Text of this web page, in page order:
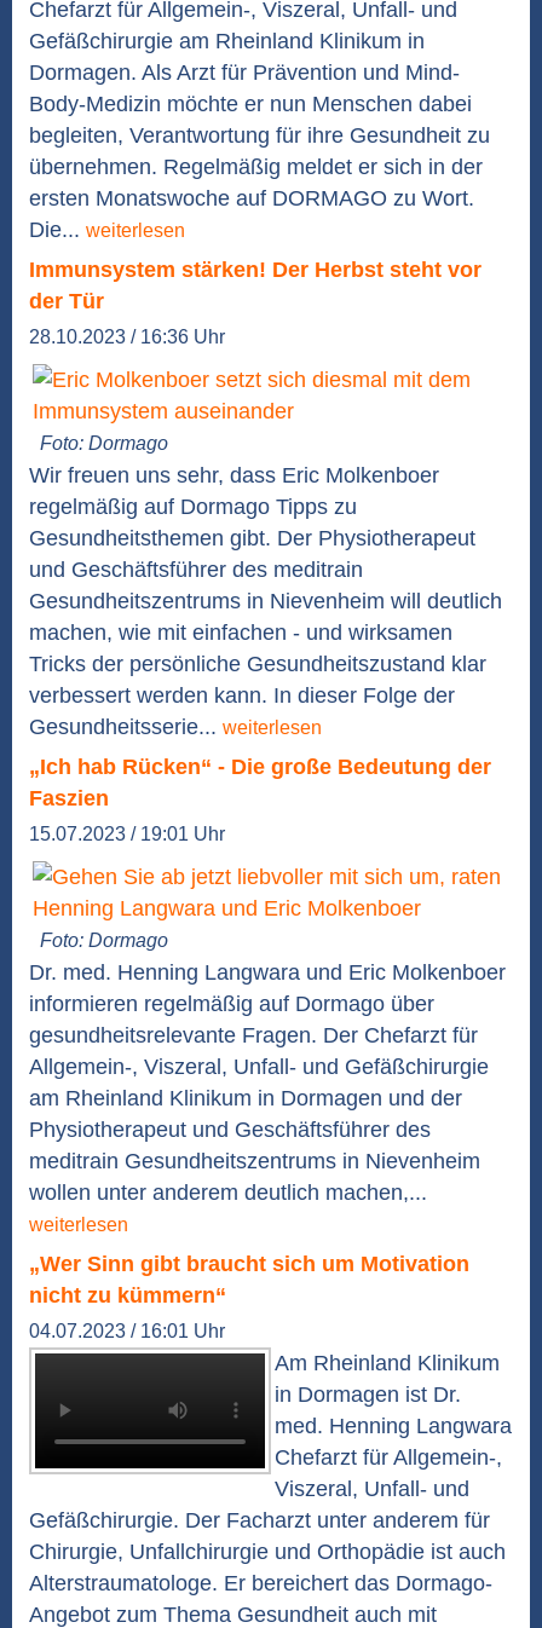
Chefarzt für Allgemein-, Viszeral, Unfall- und
Gefäßchirurgie am Rheinland Klinikum in
Dormagen. Als Arzt für Prävention und Mind-
Body-Medizin möchte er nun Menschen dabei
begleiten, Verantwortung für ihre Gesundheit zu
übernehmen. Regelmäßig meldet er sich in der
ersten Monatswoche auf DORMAGO zu Wort.
Die... weiterlesen
Immunsystem stärken! Der Herbst steht vor
der Tür
28.10.2023 / 16:36 Uhr
Foto: Dormago
Wir freuen uns sehr, dass Eric Molkenboer
regelmäßig auf Dormago Tipps zu
Gesundheitsthemen gibt. Der Physiotherapeut
und Geschäftsführer des meditrain
Gesundheitszentrums in Nievenheim will deutlich
machen, wie mit einfachen - und wirksamen
Tricks der persönliche Gesundheitszustand klar
verbessert werden kann. In dieser Folge der
Gesundheitsserie... weiterlesen
„Ich hab Rücken“ - Die große Bedeutung der
Faszien
15.07.2023 / 19:01 Uhr
Foto: Dormago
Dr. med. Henning Langwara und Eric Molkenboer
informieren regelmäßig auf Dormago über
gesundheitsrelevante Fragen. Der Chefarzt für
Allgemein-, Viszeral, Unfall- und Gefäßchirurgie
am Rheinland Klinikum in Dormagen und der
Physiotherapeut und Geschäftsführer des
meditrain Gesundheitszentrums in Nievenheim
wollen unter anderem deutlich machen,...
weiterlesen
„Wer Sinn gibt braucht sich um Motivation
nicht zu kümmern“
04.07.2023 / 16:01 Uhr
Am Rheinland Klinikum
in Dormagen ist Dr.
med. Henning Langwara
Chefarzt für Allgemein-,
Viszeral, Unfall- und
Gefäßchirurgie. Der Facharzt unter anderem für
Chirurgie, Unfallchirurgie und Orthopädie ist auch
Alterstraumatologe. Er bereichert das Dormago-
Angebot zum Thema Gesundheit auch mit